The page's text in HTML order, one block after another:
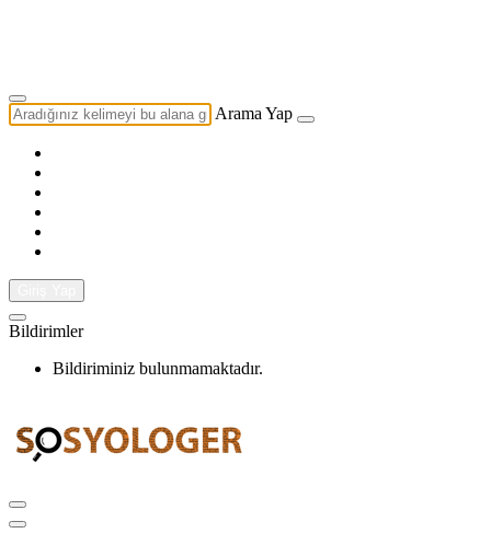
Arama Yap
Bildirimler
Bildiriminiz bulunmamaktadır.